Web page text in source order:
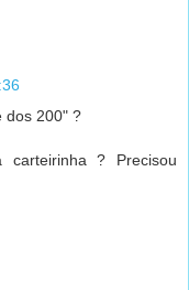
dos 200" ?
carteirinha ? Precisou